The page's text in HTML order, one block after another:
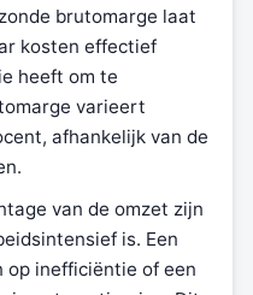
brutomarge laat
kosten effectief
heeft om te
varieert
afhankelijk van de
van de omzet zijn
is. Een
op inefficiëntie of een